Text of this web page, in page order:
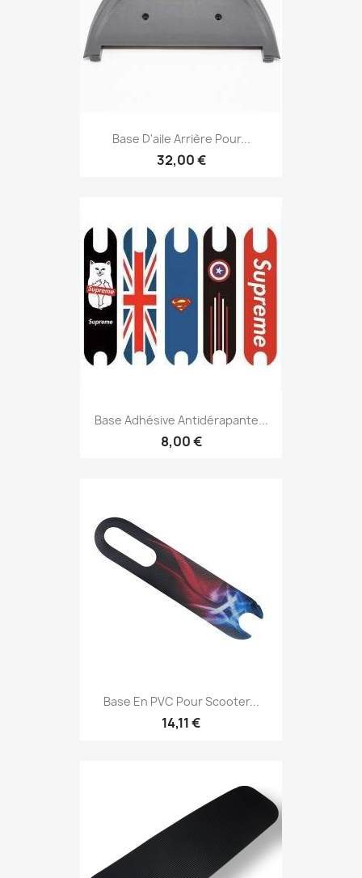
Base D'aile Arrière Pour...
32,00 €
Base Adhésive Antidérapante...
8,00 €
Base En PVC Pour Scooter...
14,11 €